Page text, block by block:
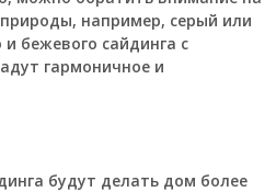
например, серый или
бежевого сайдинга с
гармоничное и
будут делать дом более